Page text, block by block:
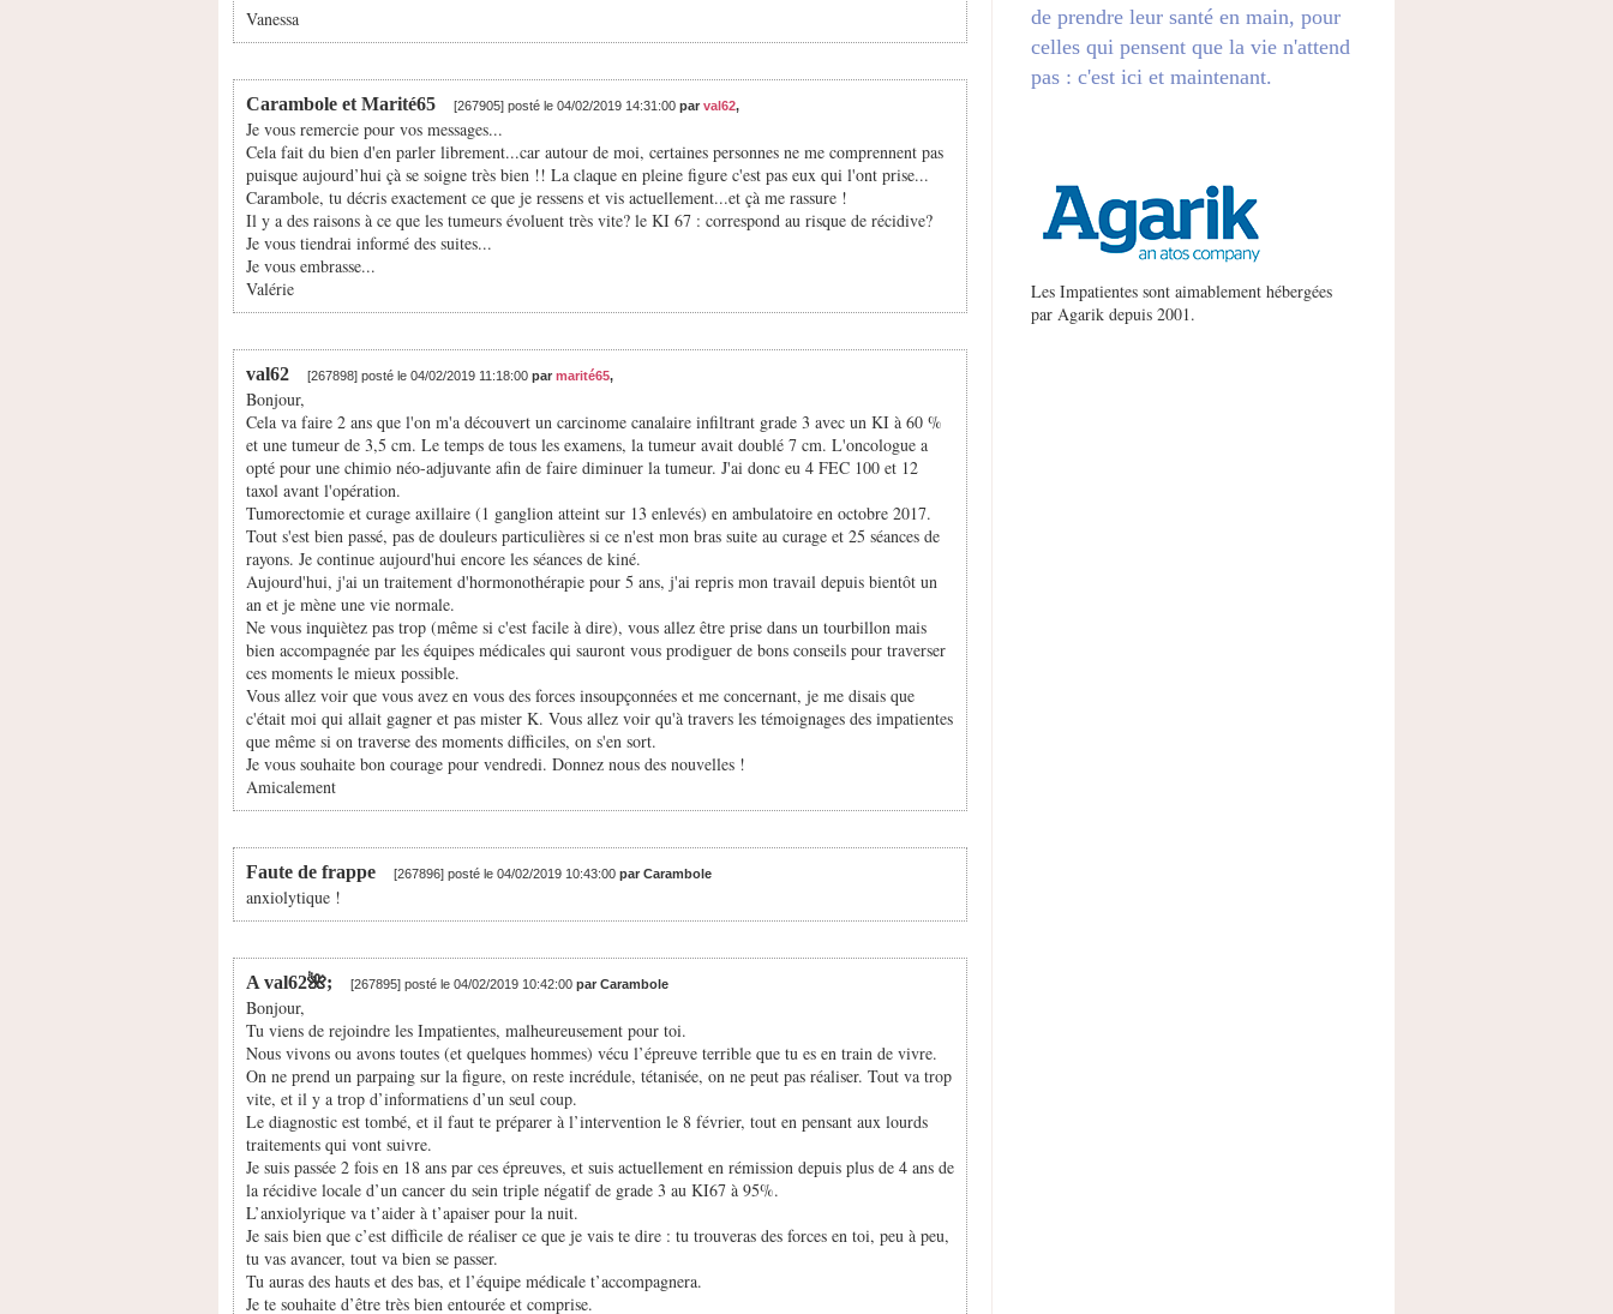
Vanessa
Carambole et Marité65 [267905] posté le 04/02/2019 14:31:00 par val62,
Je vous remercie pour vos messages...
Cela fait du bien d'en parler librement...car autour de moi, certaines personnes ne me comprennent pas
puisque aujourd’hui çà se soigne très bien !! La claque en pleine figure c'est pas eux qui l'ont prise...
Carambole, tu décris exactement ce que je ressens et vis actuellement...et çà me rassure !
Il y a des raisons à ce que les tumeurs évoluent très vite? le KI 67 : correspond au risque de récidive?
Je vous tiendrai informé des suites...
Je vous embrasse...
Valérie
val62 [267898] posté le 04/02/2019 11:18:00 par marité65,
Bonjour,
Cela va faire 2 ans que l'on m'a découvert un carcinome canalaire infiltrant grade 3 avec un KI à 60 %
et une tumeur de 3,5 cm. Le temps de tous les examens, la tumeur avait doublé 7 cm. L'oncologue a
opté pour une chimio néo-adjuvante afin de faire diminuer la tumeur. J'ai donc eu 4 FEC 100 et 12
taxol avant l'opération.
Tumorectomie et curage axillaire (1 ganglion atteint sur 13 enlevés) en ambulatoire en octobre 2017.
Tout s'est bien passé, pas de douleurs particulières si ce n'est mon bras suite au curage et 25 séances de
rayons. Je continue aujourd'hui encore les séances de kiné.
Aujourd'hui, j'ai un traitement d'hormonothérapie pour 5 ans, j'ai repris mon travail depuis bientôt un
an et je mène une vie normale.
Ne vous inquiètez pas trop (même si c'est facile à dire), vous allez être prise dans un tourbillon mais
bien accompagnée par les équipes médicales qui sauront vous prodiguer de bons conseils pour traverser
ces moments le mieux possible.
Vous allez voir que vous avez en vous des forces insoupçonnées et me concernant, je me disais que
c'était moi qui allait gagner et pas mister K. Vous allez voir qu'à travers les témoignages des impatientes
que même si on traverse des moments difficiles, on s'en sort.
Je vous souhaite bon courage pour vendredi. Donnez nous des nouvelles !
Amicalement
Faute de frappe [267896] posté le 04/02/2019 10:43:00 par Carambole
anxiolytique !
A val62🌺; [267895] posté le 04/02/2019 10:42:00 par Carambole
Bonjour,
Tu viens de rejoindre les Impatientes, malheureusement pour toi.
Nous vivons ou avons toutes (et quelques hommes) vécu l’épreuve terrible que tu es en train de vivre.
On ne prend un parpaing sur la figure, on reste incrédule, tétanisée, on ne peut pas réaliser. Tout va trop
vite, et il y a trop d’informatiens d’un seul coup.
Le diagnostic est tombé, et il faut te préparer à l’intervention le 8 février, tout en pensant aux lourds
traitements qui vont suivre.
Je suis passée 2 fois en 18 ans par ces épreuves, et suis actuellement en rémission depuis plus de 4 ans de
la récidive locale d’un cancer du sein triple négatif de grade 3 au KI67 à 95%.
L’anxiolyrique va t’aider à t’apaiser pour la nuit.
Je sais bien que c’est difficile de réaliser ce que je vais te dire : tu trouveras des forces en toi, peu à peu,
tu vas avancer, tout va bien se passer.
Tu auras des hauts et des bas, et l’équipe médicale t’accompagnera.
Je te souhaite d’être très bien entourée et comprise.
de prendre leur santé en main, pour
celles qui pensent que la vie n'attend
pas : c'est ici et maintenant.
Les Impatientes sont aimablement hébergées
par Agarik depuis 2001.